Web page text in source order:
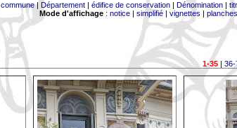
commune| Département| édifice de conservation| Dénomination|
Mode d'affichage: notice| simplifié| vignettes |
1-35| 36-